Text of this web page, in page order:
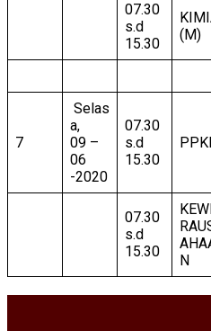
07.30
s.d
15.30
(M)
7
Selas
a,
09 –
06
-2020
07.30
s.d
15.30
07.30
s.d
15.30
KEWI
N